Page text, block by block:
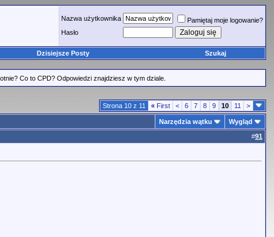
Nazwa użytkownika
Pamiętaj moje logowanie?
Hasło
Dzisiejsze Posty Szukaj
Co to CPD? Odpowiedzi znajdziesz w tym dziale.
Strona 10 z 11 « First < 6 7 8 9 10 11 >
Narzędzia wątku
Wygląd
#91